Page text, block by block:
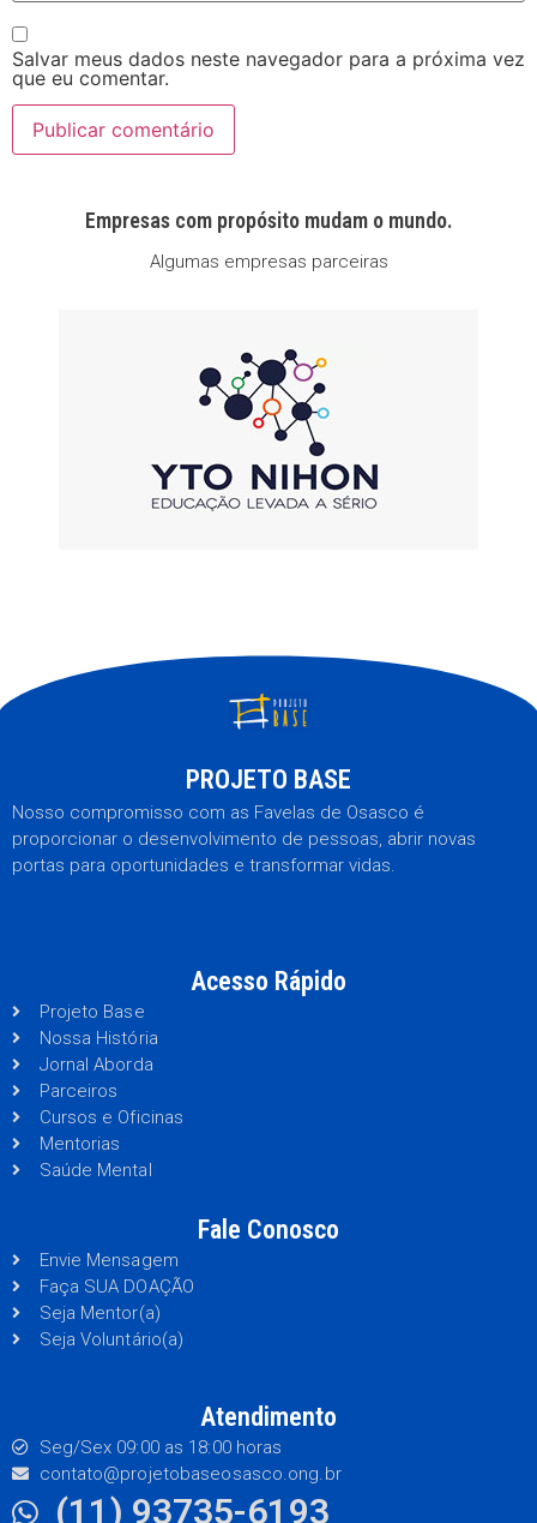
Salvar meus dados neste navegador para a próxima vez
que eu comentar.
Empresas com propósito mudam o mundo.
Algumas empresas parceiras
PROJETO BASE
Nosso compromisso com as Favelas de Osasco é
proporcionar o desenvolvimento de pessoas, abrir novas
portas para oportunidades e transformar vidas.
Acesso Rápido
Projeto Base
Nossa História
Jornal Aborda
Parceiros
Cursos e Oficinas
Mentorias
Saúde Mental
Fale Conosco
Envie Mensagem
Faça SUA DOAÇÃO
Seja Mentor(a)
Seja Voluntário(a)
Atendimento
Seg/Sex 09:00 as 18:00 horas
contato@projetobaseosasco.ong.br
(11) 93735-6193